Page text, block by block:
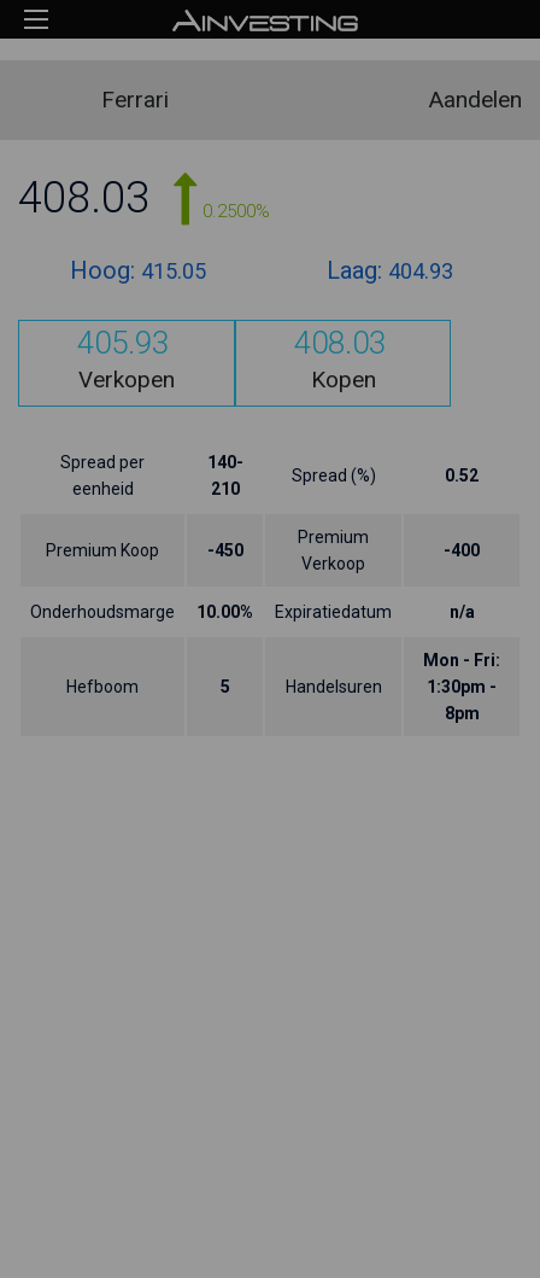
Ferrari Aandelen
408.03 0.2500%
Hoog: 415.05 Laag: 404.93
405.93
Verkopen
408.03
Kopen
Spread per
eenheid
140-
210
Spread (%) 0.52
Premium Koop -450
Premium
Verkoop
-400
Onderhoudsmarge 10.00% Expiratiedatum n/a
Hefboom 5 Handelsuren
Mon - Fri:
1:30pm -
8pm